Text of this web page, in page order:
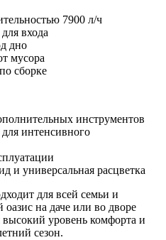
7900 л/ч
входа
дно
мусора
сборке
инструментов
интенсивного
и универсальная расцветка
для всей семьи и
оазис на даче или во дворе
высокий уровень комфорта и
сезон.